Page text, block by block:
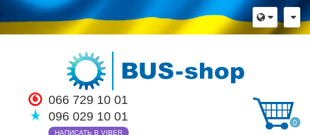
066 729 10 01
096 029 10 01
НАПИСАТЬ В VIBER
0